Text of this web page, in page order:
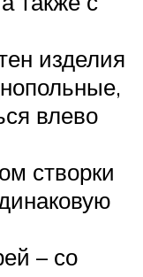
изделия
влево
створки
– со